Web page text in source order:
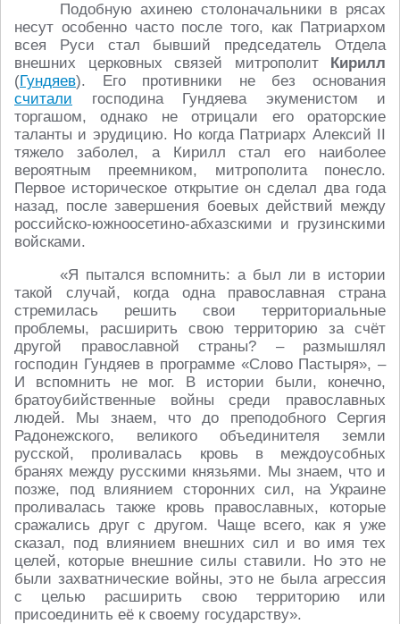
Подобную ахинею столоначальники в рясах
несут особенно часто после того, как Патриархом
всея Руси стал бывший председатель Отдела
внешних церковных связей митрополит Кирилл
(Гундяев). Его противники не без основания
считали господина Гундяева экуменистом и
торгашом, однако не отрицали его ораторские
таланты и эрудицию. Но когда Патриарх Алексий II
тяжело заболел, а Кирилл стал его наиболее
вероятным преемником, митрополита понесло.
Первое историческое открытие он сделал два года
назад, после завершения боевых действий между
российско-южноосетино-абхазскими и грузинскими
войсками.
«Я пытался вспомнить: а был ли в истории
такой случай, когда одна православная страна
стремилась решить свои территориальные
проблемы, расширить свою территорию за счёт
другой православной страны? – размышлял
господин Гундяев в программе «Слово Пастыря», –
И вспомнить не мог. В истории были, конечно,
братоубийственные войны среди православных
людей. Мы знаем, что до преподобного Сергия
Радонежского, великого объединителя земли
русской, проливалась кровь в междоусобных
бранях между русскими князьями. Мы знаем, что и
позже, под влиянием сторонних сил, на Украине
проливалась также кровь православных, которые
сражались друг с другом. Чаще всего, как я уже
сказал, под влиянием внешних сил и во имя тех
целей, которые внешние силы ставили. Но это не
были захватнические войны, это не была агрессия
с целью расширить свою территорию или
присоединить её к своему государству».